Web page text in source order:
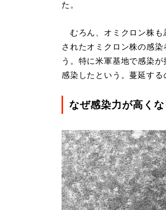
た。
むろん、オミクロン株も
されたオミクロン株の感
う。特に米軍基地で感染
感染したという。蔓延する
なぜ感染力が高く